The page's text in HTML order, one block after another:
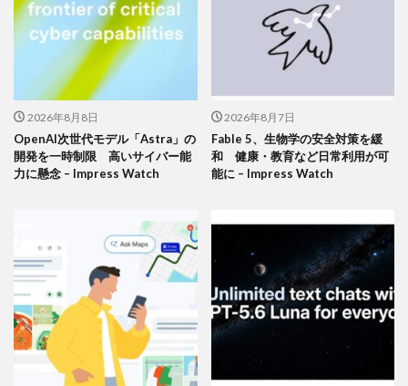
2026年8月8日
OpenAI次世代モデル「Astra」の
開発を一時制限 高いサイバー能
力に懸念 – Impress Watch
2026年8月7日
Fable 5、生物学の安全対策を緩
和 健康・教育など日常利用が可
能に – Impress Watch